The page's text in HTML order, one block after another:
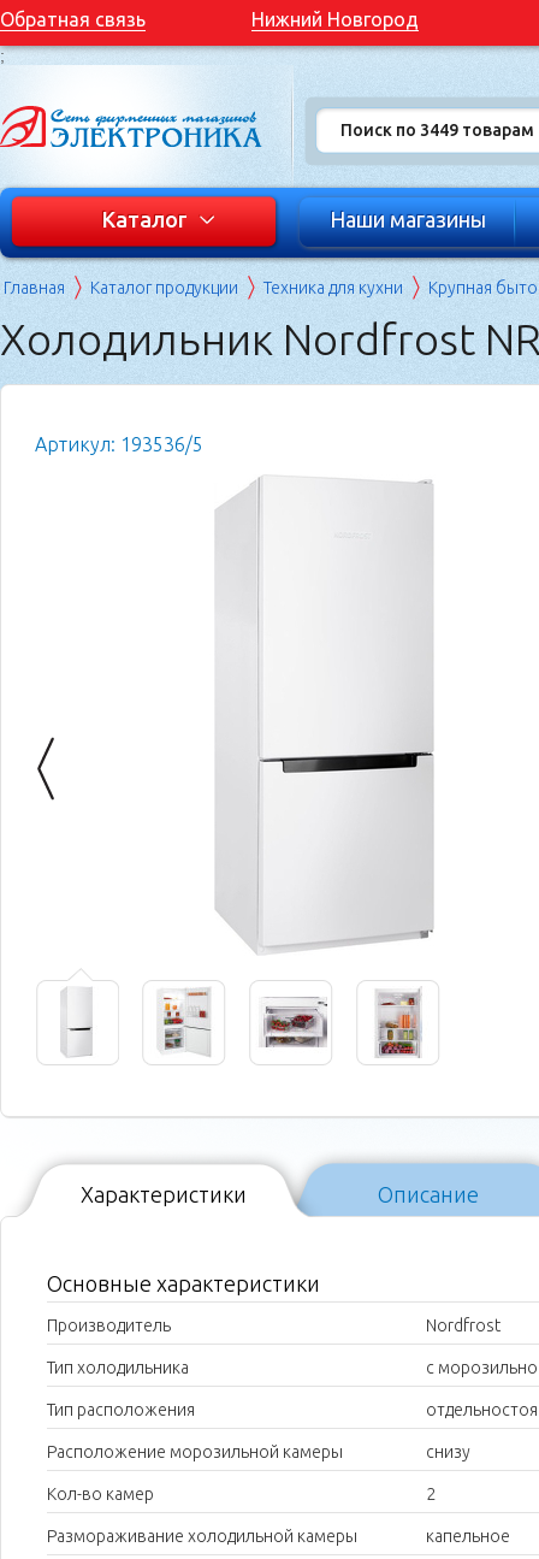
Обратная связь Нижний Новгород
;
Каталог Наши магазины
Главная Каталог продукции Техника для кухни Крупная
Холодильник Nordfrost
Артикул: 193536/5
Характеристики Описание
Основные характеристики
Производитель Nordfrost
Тип холодильника с
Тип расположения
Расположение морозильной камеры снизу
Кол-во камер 2
Размораживание холодильной камеры капельное